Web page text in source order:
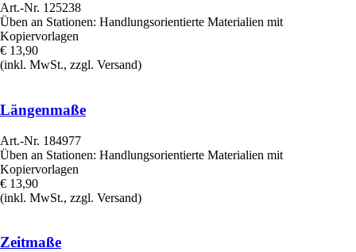
Art.-Nr. 125238
Üben an Stationen: Handlungsorientierte Materialien mit
Kopiervorlagen
€ 13,90
(inkl. MwSt., zzgl. Versand)
Längenmaße
Art.-Nr. 184977
Üben an Stationen: Handlungsorientierte Materialien mit
Kopiervorlagen
€ 13,90
(inkl. MwSt., zzgl. Versand)
Zeitmaße